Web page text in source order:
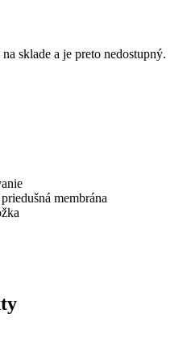
sklade a je preto nedostupný.
membrána